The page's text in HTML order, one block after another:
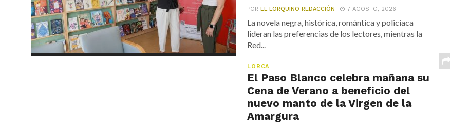
POREL LORQUINO REDACCIÓN 7 AGOSTO, 2026
La novela negra, histórica, romántica y policíaca
lideran las preferencias de los lectores, mientras la
Red...
LORCA
El Paso Blanco celebra mañana su
Cena de Verano a beneficio del
nuevo manto de la Virgen de la
Amargura